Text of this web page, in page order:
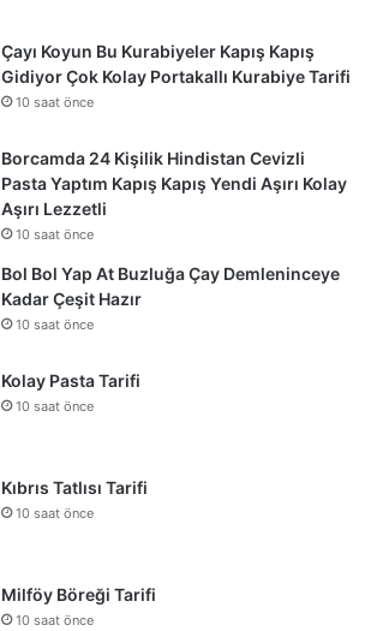
Çayı Koyun Bu Kurabiyeler Kapış Kapış
Gidiyor Çok Kolay Portakallı Kurabiye Tarifi
10 saat önce
Borcamda 24 Kişilik Hindistan Cevizli
Pasta Yaptım Kapış Kapış Yendi Aşırı Kolay
Aşırı Lezzetli
10 saat önce
Bol Bol Yap At Buzluğa Çay Demleninceye
Kadar Çeşit Hazır
10 saat önce
Kolay Pasta Tarifi
10 saat önce
Kıbrıs Tatlısı Tarifi
10 saat önce
Milföy Böreği Tarifi
10 saat önce